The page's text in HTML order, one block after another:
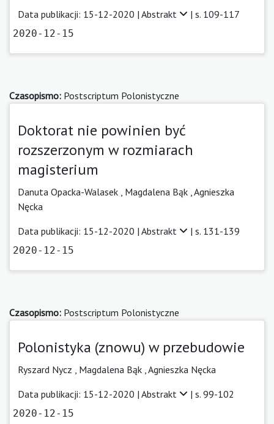
Data publikacji: 15-12-2020 | Abstrakt | s. 109-117
2020-12-15
Czasopismo: Postscriptum Polonistyczne
Doktorat nie powinien być
rozszerzonym w rozmiarach
magisterium
Danuta Opacka-Walasek Magdalena Bąk Agnieszka
Nęcka
Data publikacji: 15-12-2020 | Abstrakt | s. 131-139
2020-12-15
Czasopismo: Postscriptum Polonistyczne
Polonistyka (znowu) w przebudowie
Ryszard Nycz Magdalena Bąk Agnieszka Nęcka
Data publikacji: 15-12-2020 | Abstrakt | s. 99-102
2020-12-15